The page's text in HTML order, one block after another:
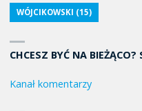
WÓJCIKOWSKI (15)
CHCESZ BYĆ NA BIEŻĄCO?
Kanał komentarzy